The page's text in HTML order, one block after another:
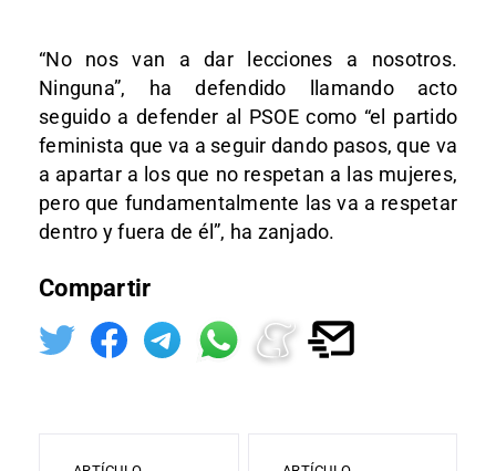
“No nos van a dar lecciones a nosotros.
Ninguna”, ha defendido llamando acto
seguido a defender al PSOE como “el partido
feminista que va a seguir dando pasos, que va
a apartar a los que no respetan a las mujeres,
pero que fundamentalmente las va a respetar
dentro y fuera de él”, ha zanjado.
Compartir